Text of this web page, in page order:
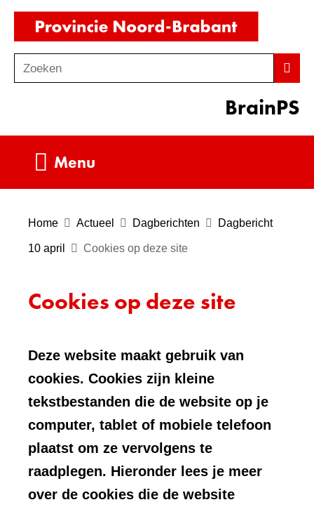
Ga
de
inhoud
o
Zoeken
BrainPS
Menu
Home Actueel Dagberichten Dagbericht
10 april Cookies op deze site
Cookies op deze site
Deze website maakt gebruik van
cookies. Cookies zijn kleine
tekstbestanden die de website op je
computer, tablet of mobiele telefoon
plaatst om ze vervolgens te
raadplegen. Hieronder lees je meer
over de cookies die de website